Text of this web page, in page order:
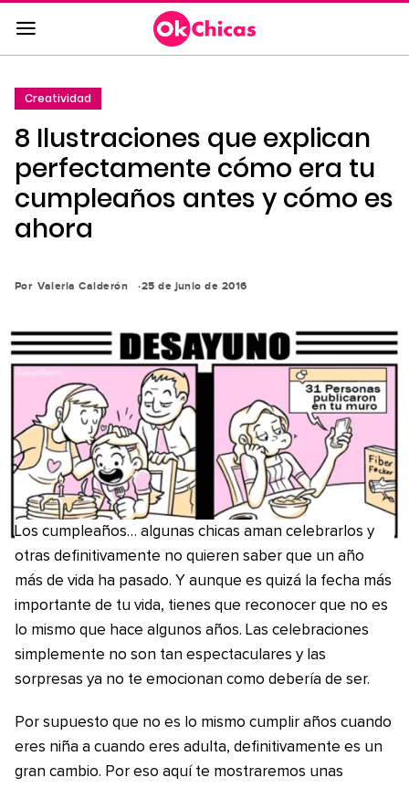
Saltar
al
contenido
a
la
navegación
principal
Creatividad
8 Ilustraciones que explican
perfectamente cómo era tu
cumpleaños antes y cómo es
ahora
Por Valeria Calderón 25 de junio de 2016
Los cumpleaños… algunas chicas aman celebrarlos y
otras definitivamente no quieren saber que un año
más de vida ha pasado. Y aunque es quizá la fecha más
importante de tu vida, tienes que reconocer que no es
lo mismo que hace algunos años. Las celebraciones
simplemente no son tan espectaculares y las
sorpresas ya no te emocionan como debería de ser.
Por supuesto que no es lo mismo cumplir años cuando
eres niña a cuando eres adulta, definitivamente es un
gran cambio. Por eso aquí te mostraremos unas